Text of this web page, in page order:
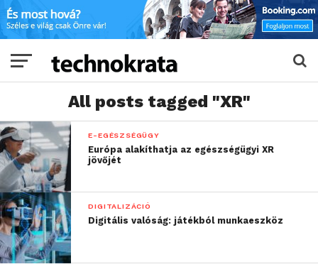
All posts tagged "XR"
E-EGÉSZSÉGÜGY
Európa alakíthatja az egészségügyi XR
jövőjét
DIGITALIZÁCIÓ
Digitális valóság: játékból munkaeszköz